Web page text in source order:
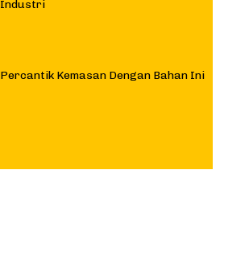
Industri
Percantik Kemasan Dengan Bahan Ini